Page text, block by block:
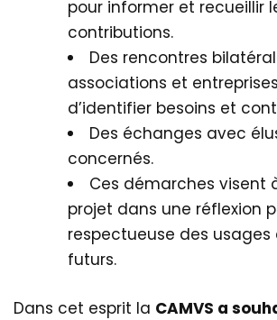
pour informer et recueillir
contributions.
Des rencontres
associations et
d’identifier besoins et
Des échanges avec
concernés.
Ces démarches visent
projet dans une réflexion
respectueuse des
futurs.
Dans cet esprit la CAMVS a